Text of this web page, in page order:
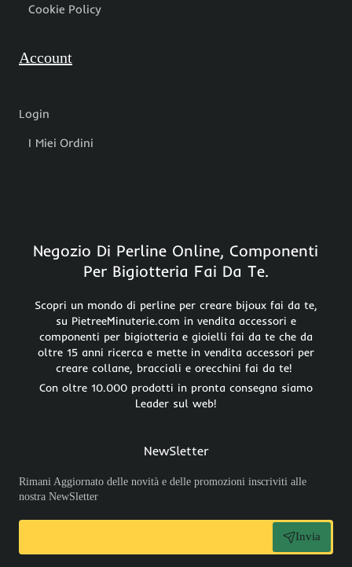
Cookie Policy
Account
Login
I Miei Ordini
Negozio Di Perline Online, Componenti
Per Bigiotteria Fai Da Te.
Scopri un mondo di perline per creare bijoux fai da te,
su PietreeMinuterie.com in vendita accessori e
componenti per bigiotteria e gioielli fai da te che da
oltre 15 anni ricerca e mette in vendita accessori per
creare collane, bracciali e orecchini fai da te!
Con oltre 10.000 prodotti in pronta consegna siamo
Leader sul web!
NewSletter
Rimani Aggiornato delle novità e delle promozioni inscriviti alle
nostra NewSletter
Invia